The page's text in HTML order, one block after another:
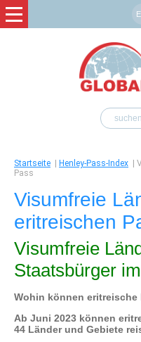
Startseite Henley-Pass-Index
Pass
Visumfreie
eritreischen
Visumfreie
Staatsbürger
Wohin können eritreische
Ab Juni 2023 können
44 Länder und Gebiete